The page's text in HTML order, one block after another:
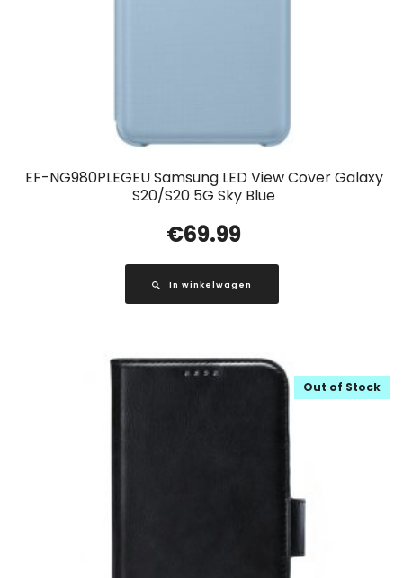
EF-NG980PLEGEU Samsung LED View Cover Galaxy
S20/S20 5G Sky Blue
€69.99
In winkelwagen
Out of Stock